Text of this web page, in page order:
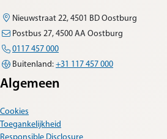
Nieuwstraat 22, 4501 BD Oostburg
Postbus 27, 4500 AA Oostburg
0117 457 000
Buitenland:+31 117 457 000
Algemeen
Cookies
Toegankelijkheid
Responsible Disclosure